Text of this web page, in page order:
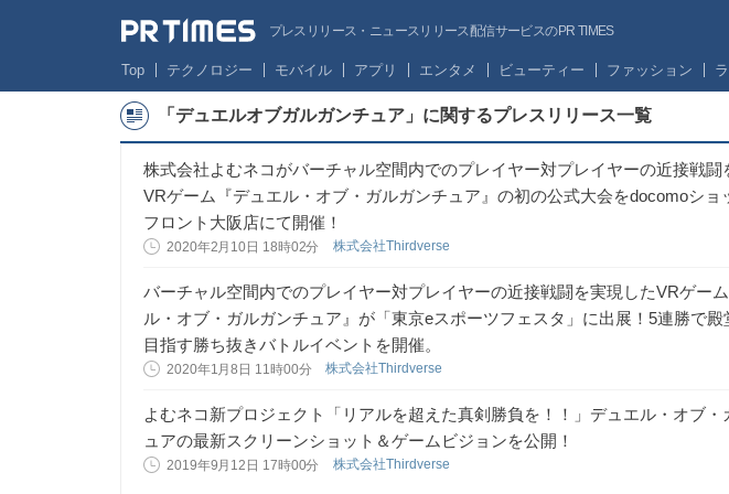
プレスリリース・ニュースリリース配信サービスのPR TIMES
Top テクノロジー モバイル アプリ エンタメ ビューティー ファッション
「デュエルオブガルガンチュア」に関するプレスリリース一覧
株式会社よむネコがバーチャル空間内でのプレイヤー対プレイヤーの近接戦闘
VRゲーム『デュエル・オブ・ガルガンチュア』の初の公式大会をdocomoショ
フロント大阪店にて開催！
2020年2月10日 18時02分 株式会社Thirdverse
バーチャル空間内でのプレイヤー対プレイヤーの近接戦闘を実現したVRゲー
ル・オブ・ガルガンチュア』が「東京eスポーツフェスタ」に出展！5連勝で殿
目指す勝ち抜きバトルイベントを開催。
2020年1月8日 11時00分 株式会社Thirdverse
よむネコ新プロジェクト「リアルを超えた真剣勝負を！！」デュエル・オブ・
ュアの最新スクリーンショット＆ゲームビジョンを公開！
2019年9月12日 17時00分 株式会社Thirdverse